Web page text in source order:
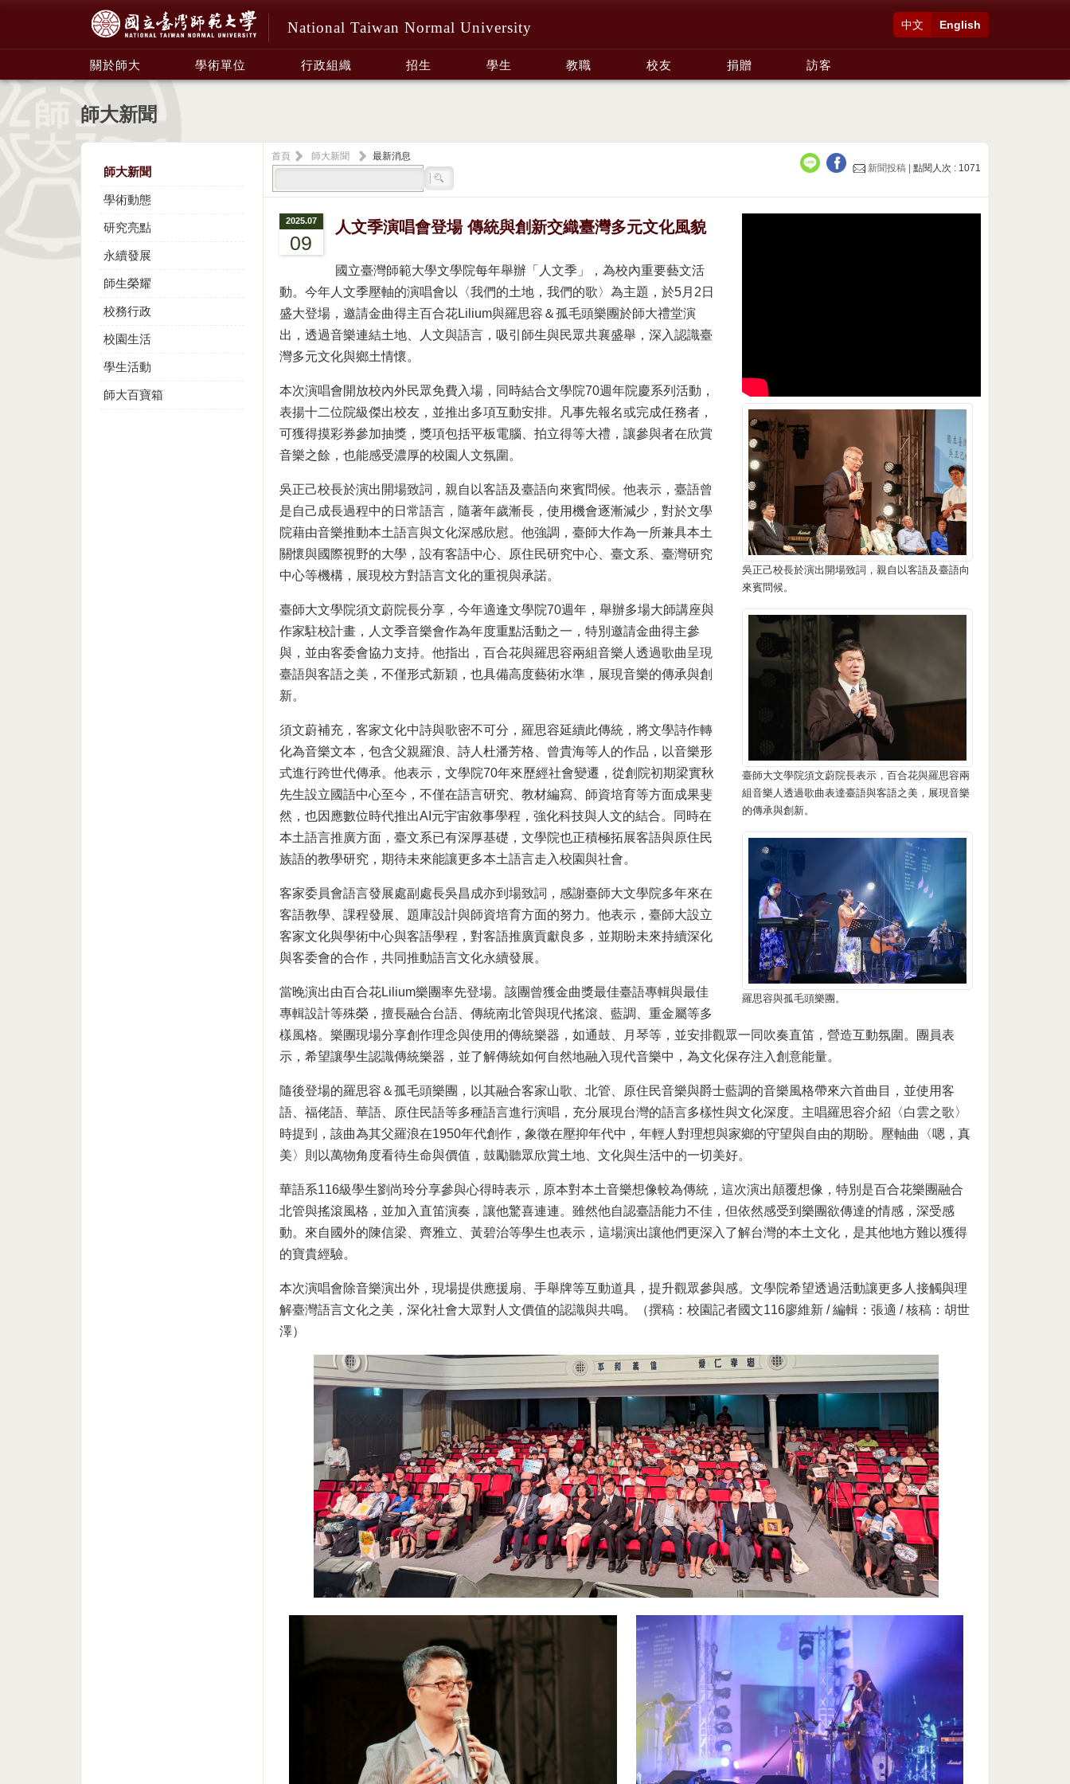
National Taiwan Normal University English
中文
關於師大 學術單位 行政組織 招生 學生 教職 校友 捐贈 訪客
師大新聞
師大新聞
學術動態
研究亮點
永續發展
師生榮耀
校務行政
校園生活
學生活動
師大百寶箱
首頁 師大新聞
最新消息
新聞投稿 |點閱人次 : 1071
吳正己校長於演出開場致詞，親自以客語及臺語向
來賓問候。
臺師大文學院須文蔚院長表示，百合花與羅思容兩
組音樂人透過歌曲表達臺語與客語之美，展現音樂
的傳承與創新。
羅思容與孤毛頭樂團。
2025.07
09
人文季演唱會登場 傳統與創新交織臺灣多元文化風貌
國立臺灣師範大學文學院每年舉辦「人文季」，為校內重要藝文活
動。今年人文季壓軸的演唱會以〈我們的土地，我們的歌〉為主題，於5月2日
盛大登場，邀請金曲得主百合花Lilium與羅思容＆孤毛頭樂團於師大禮堂演
出，透過音樂連結土地、人文與語言，吸引師生與民眾共襄盛舉，深入認識臺
灣多元文化與鄉土情懷。
本次演唱會開放校內外民眾免費入場，同時結合文學院70週年院慶系列活動，
表揚十二位院級傑出校友，並推出多項互動安排。凡事先報名或完成任務者，
可獲得摸彩券參加抽獎，獎項包括平板電腦、拍立得等大禮，讓參與者在欣賞
音樂之餘，也能感受濃厚的校園人文氛圍。
吳正己校長於演出開場致詞，親自以客語及臺語向來賓問候。他表示，臺語曾
是自己成長過程中的日常語言，隨著年歲漸長，使用機會逐漸減少，對於文學
院藉由音樂推動本土語言與文化深感欣慰。他強調，臺師大作為一所兼具本土
關懷與國際視野的大學，設有客語中心、原住民研究中心、臺文系、臺灣研究
中心等機構，展現校方對語言文化的重視與承諾。
臺師大文學院須文蔚院長分享，今年適逢文學院70週年，舉辦多場大師講座與
作家駐校計畫，人文季音樂會作為年度重點活動之一，特別邀請金曲得主參
與，並由客委會協力支持。他指出，百合花與羅思容兩組音樂人透過歌曲呈現
臺語與客語之美，不僅形式新穎，也具備高度藝術水準，展現音樂的傳承與創
新。
須文蔚補充，客家文化中詩與歌密不可分，羅思容延續此傳統，將文學詩作轉
化為音樂文本，包含父親羅浪、詩人杜潘芳格、曾貴海等人的作品，以音樂形
式進行跨世代傳承。他表示，文學院70年來歷經社會變遷，從創院初期梁實秋
先生設立國語中心至今，不僅在語言研究、教材編寫、師資培育等方面成果斐
然，也因應數位時代推出AI元宇宙敘事學程，強化科技與人文的結合。同時在
本土語言推廣方面，臺文系已有深厚基礎，文學院也正積極拓展客語與原住民
族語的教學研究，期待未來能讓更多本土語言走入校園與社會。
客家委員會語言發展處副處長吳昌成亦到場致詞，感謝臺師大文學院多年來在
客語教學、課程發展、題庫設計與師資培育方面的努力。他表示，臺師大設立
客家文化與學術中心與客語學程，對客語推廣貢獻良多，並期盼未來持續深化
與客委會的合作，共同推動語言文化永續發展。
當晚演出由百合花Lilium樂團率先登場。該團曾獲金曲獎最佳臺語專輯與最佳
專輯設計等殊榮，擅長融合台語、傳統南北管與現代搖滾、藍調、重金屬等多
樣風格。樂團現場分享創作理念與使用的傳統樂器，如通鼓、月琴等，並安排觀眾一同吹奏直笛，營造互動氛圍。團員表
示，希望讓學生認識傳統樂器，並了解傳統如何自然地融入現代音樂中，為文化保存注入創意能量。
隨後登場的羅思容＆孤毛頭樂團，以其融合客家山歌、北管、原住民音樂與爵士藍調的音樂風格帶來六首曲目，並使用客
語、福佬語、華語、原住民語等多種語言進行演唱，充分展現台灣的語言多樣性與文化深度。主唱羅思容介紹〈白雲之歌〉
時提到，該曲為其父羅浪在1950年代創作，象徵在壓抑年代中，年輕人對理想與家鄉的守望與自由的期盼。壓軸曲〈嗯，真
美〉則以萬物角度看待生命與價值，鼓勵聽眾欣賞土地、文化與生活中的一切美好。
華語系116級學生劉尚玲分享參與心得時表示，原本對本土音樂想像較為傳統，這次演出顛覆想像，特別是百合花樂團融合
北管與搖滾風格，並加入直笛演奏，讓他驚喜連連。雖然他自認臺語能力不佳，但依然感受到樂團欲傳達的情感，深受感
動。來自國外的陳信梁、齊雅立、黃碧治等學生也表示，這場演出讓他們更深入了解台灣的本土文化，是其他地方難以獲得
的寶貴經驗。
本次演唱會除音樂演出外，現場提供應援扇、手舉牌等互動道具，提升觀眾參與感。文學院希望透過活動讓更多人接觸與理
解臺灣語言文化之美，深化社會大眾對人文價值的認識與共鳴。（撰稿：校園記者國文116廖維新 / 編輯：張適 / 核稿：胡世
澤）